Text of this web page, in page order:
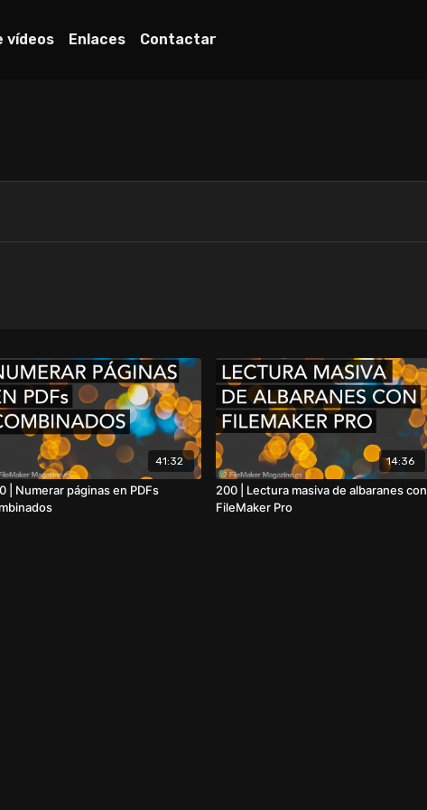
vídeos Enlaces Contactar
41:32
| Numerar páginas en PDFs
14:36
200 | Lectura masiva de albaranes con
FileMaker Pro